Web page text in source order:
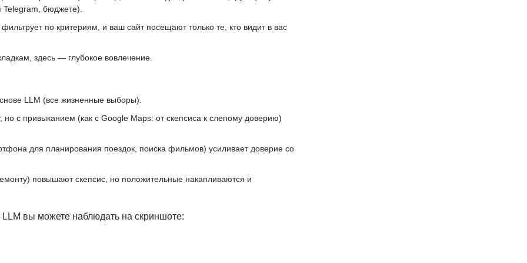
бюджете).
по критериям, и ваш сайт посещают только те, кто видит в вас
здесь — глубокое вовлечение.
LLM (все жизненные выборы).
с привыканием (как с Google Maps: от скепсиса к слепому доверию)
для планирования поездок, поиска фильмов) усиливает доверие со
повышают скепсис, но положительные накапливаются и
вы можете наблюдать на скриншоте: